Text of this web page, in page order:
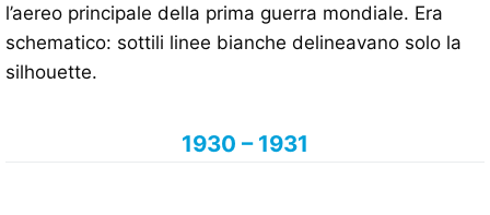
l’aereo principale della prima guerra mondiale. Era
schematico: sottili linee bianche delineavano solo la
silhouette.
1930 – 1931